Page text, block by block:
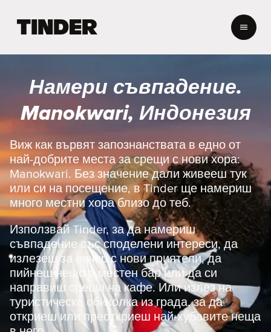
r
а
а
л
о
Намери съвпадение.
Manokwari, Индонезия
Виж как вървят запознанствата в едно от
най-добрите места за срещи с нови хора:
Manokwari. Без значение дали живееш тук
или си на посещение, в Tinder ще намериш
много местни хора близо до теб.
Използвай Tinder, за да намериш
съвпадение със споделени интереси, да
излезеш за вечер с нови приятели, да
пийнеш нещо в местен бар или да си
направиш среща на кафе. Или излез на
туристическа обиколка из града, за да
откриеш или преоткриеш най-хубавите неща